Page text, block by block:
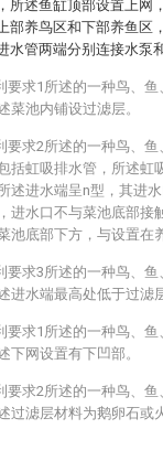
所述鱼缸顶部设置上网
部养鸟区和下部养鱼区
水管两端分别连接水泵
要求1所述的一种鸟、
菜池内铺设过滤层。
要求2所述的一种鸟、
括虹吸排水管，所述虹
述进水端呈n型，其进
进水口不与菜池底部接
池底部下方，与设置在
要求3所述的一种鸟、
进水端最高处低于过滤
要求1所述的一种鸟、
下网设置有下凹部。
要求2所述的一种鸟、
过滤层材料为鹅卵石或